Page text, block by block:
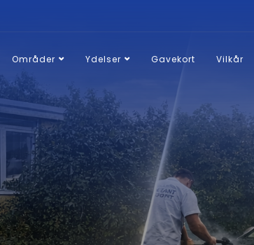
Områder Ydelser Gavekort Vilkår
Bilrengøring Valby